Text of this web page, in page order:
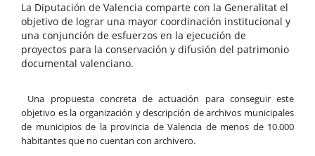
La Diputación de Valencia comparte con la Generalitat el
objetivo de lograr una mayor coordinación institucional y
una conjunción de esfuerzos en la ejecución de
proyectos para la conservación y difusión del patrimonio
documental valenciano.
Una propuesta concreta de actuación para conseguir este
objetivo es la organización y descripción de archivos municipales
de municipios de la provincia de Valencia de menos de 10.000
habitantes que no cuentan con archivero.